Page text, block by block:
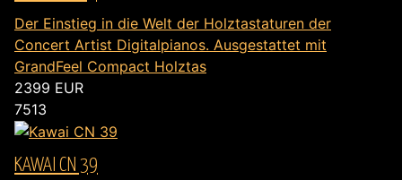
Der Einstieg in die Welt der Holztastaturen der
Concert Artist Digitalpianos. Ausgestattet mit
GrandFeel Compact Holztas
2399 EUR
7513
KAWAI CN 39